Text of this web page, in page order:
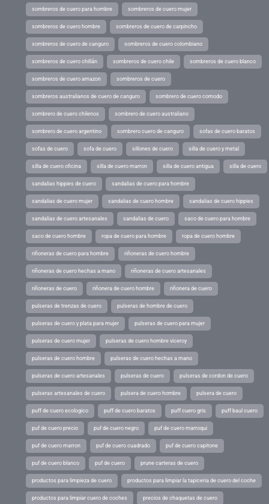
sombreros de cuero para hombre sombreros de cuero mujer
sombreros de cuero hombre sombreros de cuero de carpincho
sombreros de cuero de canguro sombreros de cuero colombiano
sombreros de cuero chillán sombreros de cuero chile sombreros de cuero blanco
sombreros de cuero amazon sombreros de cuero
sombreros australianos de cuero de canguro sombrero de cuero comodo
sombrero de cuero chilenos sombrero de cuero australiano
sombrero de cuero argentino sombrero cuero de canguro sofas de cuero baratos
sofas de cuero sofa de cuero sillones de cuero silla de cuero y metal
silla de cuero oficina silla de cuero marron silla de cuero antigua silla de cuero
sandalias hippies de cuero sandalias de cuero para hombre
sandalias de cuero mujer sandalias de cuero hombre sandalias de cuero hippies
sandalias de cuero artesanales sandalias de cuero saco de cuero para hombre
saco de cuero hombre ropa de cuero para hombre ropa de cuero hombre
riñoneras de cuero para hombre riñoneras de cuero hombre
riñoneras de cuero hechas a mano riñoneras de cuero artesanales
riñoneras de cuero riñonera de cuero hombre riñonera de cuero
pulseras de trenzas de cuero pulseras de hombre de cuero
pulseras de cuero y plata para mujer pulseras de cuero para mujer
pulseras de cuero mujer pulseras de cuero hombre viceroy
pulseras de cuero hombre pulseras de cuero hechas a mano
pulseras de cuero artesanales pulseras de cuero pulseras de cordon de cuero
pulseras artesanales de cuero pulsera de cuero hombre pulsera de cuero
puff de cuero ecologico puff de cuero baratos puff cuero gris puff baul cuero
puf de cuero precio puf de cuero negro puf de cuero marroqui
puf de cuero marron puf de cuero cuadrado puf de cuero capitone
puf de cuero blanco puf de cuero prune carteras de cuero
productos para limpieza de cuero productos para limpiar la tapiceria de cuero del coche
productos para limpiar cuero de coches precios de chaquetas de cuero